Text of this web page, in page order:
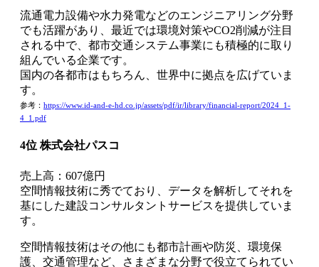
流通電力設備や水力発電などのエンジニアリング分野
でも活躍があり、最近では環境対策やCO2削減が注目
される中で、都市交通システム事業にも積極的に取り
組んでいる企業です。
国内の各都市はもちろん、世界中に拠点を広げていま
す。
参考： https://www.id-and-e-hd.co.jp/assets/pdf/ir/library/financial-report/2024_1-
4_1.pdf
4位 株式会社パスコ
売上高：607億円
空間情報技術に秀でており、データを解析してそれを
基にした建設コンサルタントサービスを提供していま
す。
空間情報技術はその他にも都市計画や防災、環境保
護、交通管理など、さまざまな分野で役立てられてい